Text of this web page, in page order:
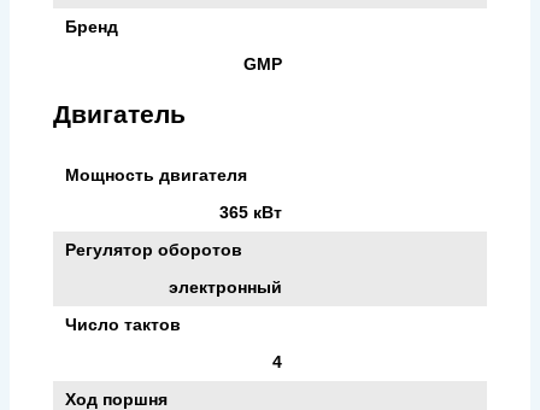
Бренд
GMP
Двигатель
Мощность двигателя
365 кВт
Регулятор оборотов
электронный
Число тактов
4
Ход поршня